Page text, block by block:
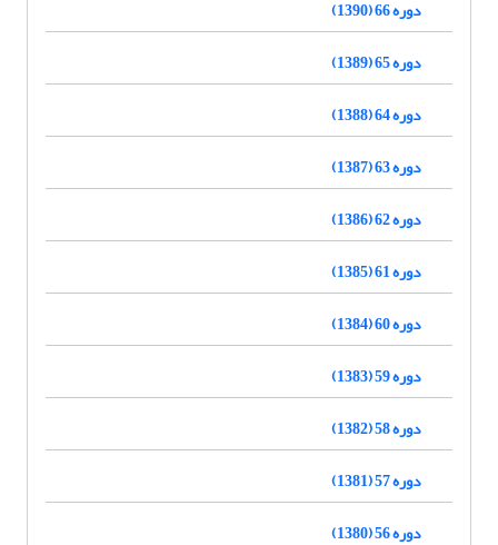
دوره 66 (1390)
دوره 65 (1389)
دوره 64 (1388)
دوره 63 (1387)
دوره 62 (1386)
دوره 61 (1385)
دوره 60 (1384)
دوره 59 (1383)
دوره 58 (1382)
دوره 57 (1381)
دوره 56 (1380)